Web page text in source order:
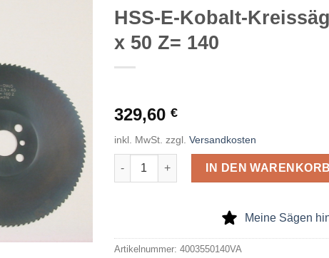
hinzufügen
HSS-E-Kobalt-
x 50 Z= 140
329,60 €
inkl. MwSt. zzgl. Versandkosten
HSS-E-Kobalt-Kreissägeblatt 400 x 3,5 x 50
IN DEN WARENKORB
Meine Sägen
Artikelnummer: 4003550140VA